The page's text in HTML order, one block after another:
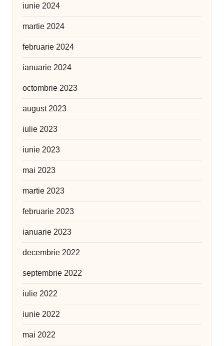
iunie 2024
martie 2024
februarie 2024
ianuarie 2024
octombrie 2023
august 2023
iulie 2023
iunie 2023
mai 2023
martie 2023
februarie 2023
ianuarie 2023
decembrie 2022
septembrie 2022
iulie 2022
iunie 2022
mai 2022